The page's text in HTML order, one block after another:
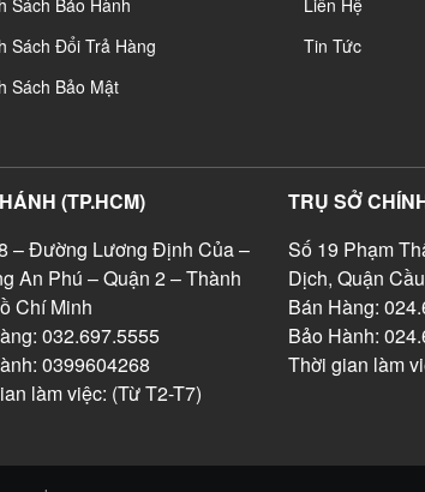
Sách Bảo Hành
Sách Đổi Trả Hàng
Sách Bảo Mật
Liên Hệ
Tin Tức
(TP.HCM)
– Đường Lương Định Của –
An Phú – Quận 2 – Thành
Chí Minh
032.697.5555
0399604268
làm việc: (Từ T2-T7)
TRỤ SỞ
Số 19 Phạm
Dịch, Quận
Bán Hàng:
Bảo Hành:
Thời gian làm